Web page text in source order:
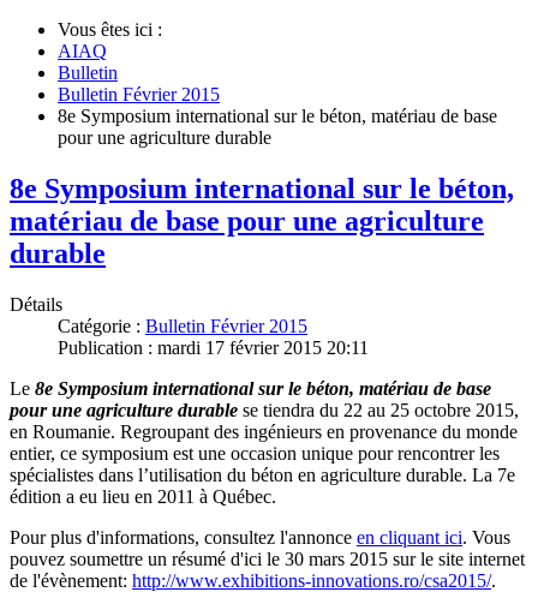
Vous êtes ici :
AIAQ
Bulletin
Bulletin Février 2015
8e Symposium international sur le béton, matériau de base
pour une agriculture durable
8e Symposium international sur le béton,
matériau de base pour une agriculture
durable
Détails
Catégorie : Bulletin Février 2015
Publication : mardi 17 février 2015 20:11
Le 8e Symposium international sur le béton, matériau de base
pour une agriculture durable se tiendra du 22 au 25 octobre 2015,
en Roumanie. Regroupant des ingénieurs en provenance du monde
entier, ce symposium est une occasion unique pour rencontrer les
spécialistes dans l’utilisation du béton en agriculture durable. La 7e
édition a eu lieu en 2011 à Québec.
Pour plus d'informations, consultez l'annonce en cliquant ici. Vous
pouvez soumettre un résumé d'ici le 30 mars 2015 sur le site internet
de l'évènement: http://www.exhibitions-innovations.ro/csa2015/.